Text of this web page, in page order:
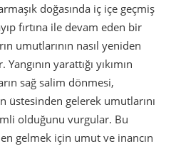
doğasında iç içe geçmiş
fırtına ile devam eden bir
umutlarının nasıl yeniden
yarattığı yıkımın
sağ salim dönmesi,
üstesinden gelerek umutlarını
olduğunu vurgular. Bu
gelmek için umut ve inancın